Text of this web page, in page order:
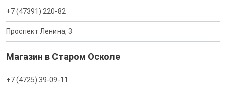
+7 (47391) 220-82
Проспект Ленина, 3
Магазин в Старом Осколе
+7 (4725) 39-09-11